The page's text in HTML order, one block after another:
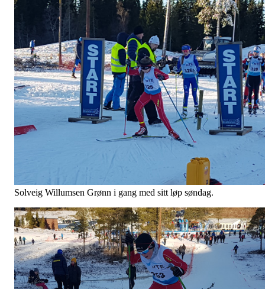
Solveig Willumsen Grønn i gang med sitt løp søndag.